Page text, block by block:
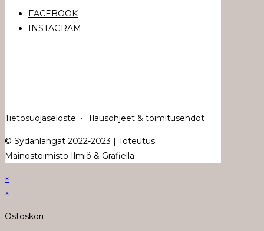
FACEBOOK
INSTAGRAM
Tietosuojaseloste • Tlausohjeet & toimitusehdot
© Sydänlangat 2022-2023 | Toteutus:
Mainostoimisto Ilmiö & Grafiella
×
×
Ostoskori